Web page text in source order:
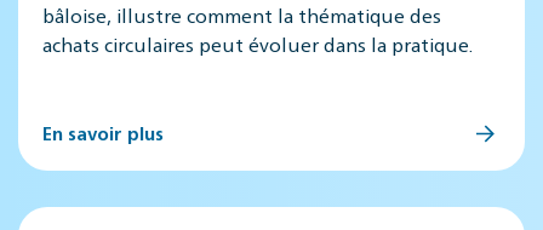
bâloise, illustre comment la thématique des
achats circulaires peut évoluer dans la pratique.
En savoir plus